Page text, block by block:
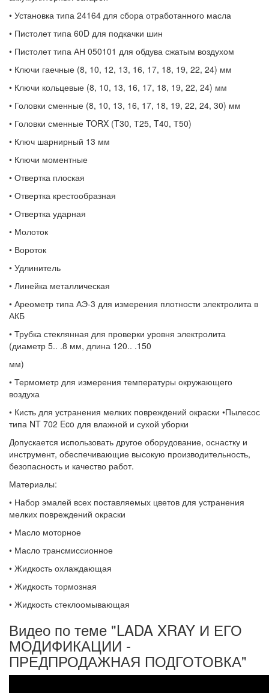
• Установка типа 24164 для сбора отработанного масла
• Пистолет типа 60D для подкачки шин
• Пистолет типа АН 050101 для обдува сжатым воздухом
• Ключи гаечные (8, 10, 12, 13, 16, 17, 18, 19, 22, 24) мм
• Ключи кольцевые (8, 10, 13, 16, 17, 18, 19, 22, 24) мм
• Головки сменные (8, 10, 13, 16, 17, 18, 19, 22, 24, 30) мм
• Головки сменные TORX (T30, Т25, T40, Т50)
• Ключ шарнирный 13 мм
• Ключи моментные
• Отвертка плоская
• Отвертка крестообразная
• Отвертка ударная
• Молоток
• Вороток
• Удлинитель
• Линейка металлическая
• Ареометр типа АЭ-3 для измерения плотности электролита в
АКБ
• Трубка стеклянная для проверки уровня электролита
(диаметр 5.. .8 мм, длина 120.. .150
мм)
• Термометр для измерения температуры окружающего
воздуха
• Кисть для устранения мелких повреждений окраски •Пылесос
типа NT 702 Eco для влажной и сухой уборки
Допускается использовать другое оборудование, оснастку и
инструмент, обеспечивающие высокую производительность,
безопасность и качество работ.
Материалы:
• Набор эмалей всех поставляемых цветов для устранения
мелких повреждений окраски
• Масло моторное
• Масло трансмиссионное
• Жидкость охлаждающая
• Жидкость тормозная
• Жидкость стеклоомывающая
Видео по теме "LADA XRAY И ЕГО
МОДИФИКАЦИИ -
ПРЕДПРОДАЖНАЯ ПОДГОТОВКА"